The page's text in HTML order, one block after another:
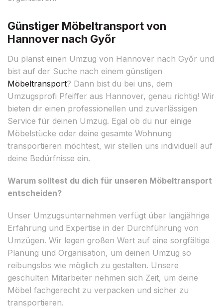
Günstiger Möbeltransport von
Hannover nach Győr
Du planst einen Umzug von Hannover nach Győr und
bist auf der Suche nach einem günstigen
Möbeltransport? Dann bist du bei uns, dem
Umzugsprofi Pfeiffer aus Hannover, genau richtig! Wir
bieten dir einen professionellen und zuverlässigen
Service für deinen Umzug. Egal ob du nur einige
Möbelstücke oder deine gesamte Wohnung
transportieren möchtest, wir stellen uns individuell auf
deine Bedürfnisse ein.
Warum solltest du dich für unseren Möbeltransport
entscheiden?
Unser Umzugsunternehmen verfügt über langjährige
Erfahrung und Expertise in der Durchführung von
Umzügen. Wir legen großen Wert auf eine sorgfältige
Planung und Organisation, um deinen Umzug so
reibungslos wie möglich zu gestalten. Unsere
geschulten Mitarbeiter nehmen sich Zeit, um deine
Möbel fachgerecht zu verpacken und sicher zu
transportieren.